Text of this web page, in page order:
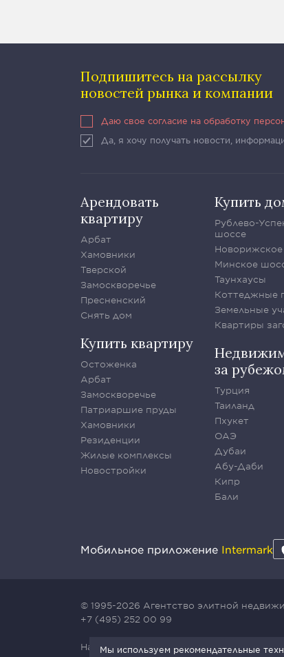
Мы используем рекомендательные
Подпишитесь на рассылку
новостей рынка и компании
Даю свое согласие на обработку
Да, я хочу получать новости,
Арендовать
квартиру
Арбат
Хамовники
Тверской
Замоскворечье
Пресненский
Снять дом
Купить квартиру
Остоженка
Арбат
Замоскворечье
Патриаршие пруды
Хамовники
Резиденции
Жилые комплексы
Новостройки
Купить
Рублево-
шоссе
Минское
Таунхаусы
Коттеджные
Земельные
Квартиры
за
Турция
Таиланд
Пхукет
ОАЭ
Дубаи
Абу-Даби
Кипр
Бали
Мобильное приложение Intermark
© 1995-2026 Агентство элитной
+7 (495) 252 00 99
Наш сайт защищен с помощью сервиса